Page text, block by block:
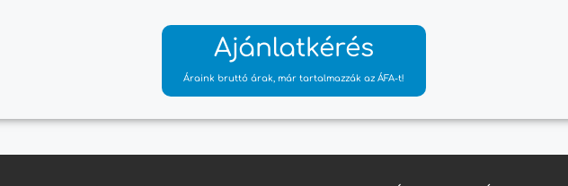
Ajánlatkérés
Áraink bruttó árak, már tartalmazzák az ÁFA-t!